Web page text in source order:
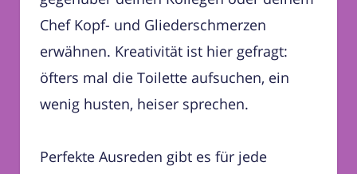
Chef Kopf- und Gliederschmerzen
erwähnen. Kreativität ist hier gefragt:
öfters mal die Toilette aufsuchen, ein
wenig husten, heiser sprechen.
Perfekte Ausreden gibt es für jede